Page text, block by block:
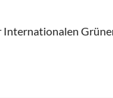
Internationalen